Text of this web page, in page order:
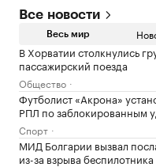
Все новости
Весь мир
В Хорватии столкнулись
пассажирский поезда
Общество
Футболист «Акрона»
РПЛ по заблокированным
Спорт
МИД Болгарии вызвал
из-за взрыва беспилотника